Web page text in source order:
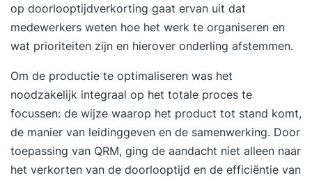
op doorlooptijdverkorting gaat ervan uit dat
medewerkers weten hoe het werk te organiseren en
wat prioriteiten zijn en hierover onderling afstemmen.
Om de productie te optimaliseren was het
noodzakelijk integraal op het totale proces te
focussen: de wijze waarop het product tot stand komt,
de manier van leidinggeven en de samenwerking. Door
toepassing van QRM, ging de aandacht niet alleen naar
het verkorten van de doorlooptijd en de efficiëntie van